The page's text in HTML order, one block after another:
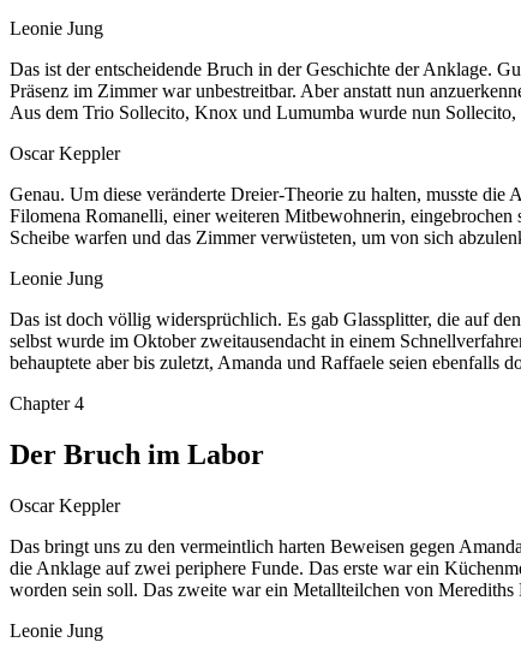
Leonie Jung
Das ist der entscheidende Bruch in der Geschichte der Anklage.
Präsenz im Zimmer war unbestreitbar. Aber anstatt nun
Aus dem Trio Sollecito, Knox und Lumumba wurde nun
Oscar Keppler
Genau. Um diese veränderte Dreier-Theorie zu halten, musste die
Filomena Romanelli, einer weiteren Mitbewohnerin,
Scheibe warfen und das Zimmer verwüsteten, um von sich
Leonie Jung
Das ist doch völlig widersprüchlich. Es gab Glassplitter, die auf
selbst wurde im Oktober zweitausendacht in einem
behauptete aber bis zuletzt, Amanda und Raffaele seien ebenfalls
Chapter4
Der Bruch im Labor
Oscar Keppler
Das bringt uns zu den vermeintlich harten Beweisen gegen
die Anklage auf zwei periphere Funde. Das erste war ein
worden sein soll. Das zweite war ein Metallteilchen von
Leonie Jung